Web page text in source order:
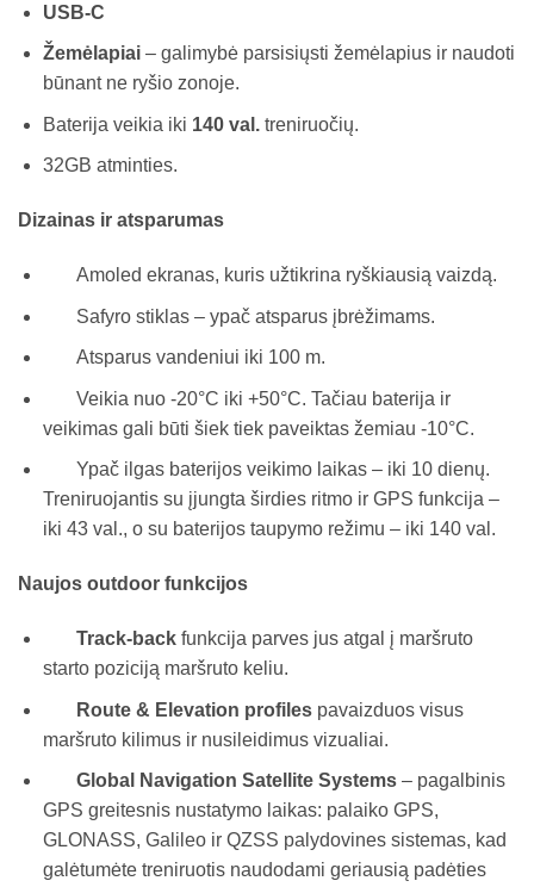
USB-C
Žemėlapiai– galimybė parsisiųsti žemėlapius ir naudoti
būnant ne ryšio zonoje.
Baterija veikia iki 140 val.treniruočių.
32GB atminties.
Dizainas ir atsparumas
Amoled ekranas, kuris užtikrina ryškiausią vaizdą.
Safyro stiklas – ypač atsparus įbrėžimams.
Atsparus vandeniui iki 100 m.
Veikia nuo -20°C iki +50°C. Tačiau baterija ir
veikimas gali būti šiek tiek paveiktas žemiau -10°C.
Ypač ilgas baterijos veikimo laikas – iki 10 dienų.
Treniruojantis su įjungta širdies ritmo ir GPS funkcija –
iki 43 val., o su baterijos taupymo režimu – iki 140 val.
Naujos outdoor funkcijos
Track-backfunkcija parves jus atgal į maršruto
starto poziciją maršruto keliu.
Route & Elevation profilespavaizduos visus
maršruto kilimus ir nusileidimus vizualiai.
Global Navigation Satellite Systems– pagalbinis
GPS greitesnis nustatymo laikas: palaiko GPS,
GLONASS, Galileo ir QZSS palydovines sistemas, kad
galėtumėte treniruotis naudodami geriausią padėties